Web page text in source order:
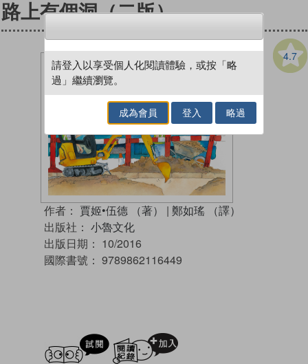
路上有個洞（二版）
4.7
作者： 賈姬•伍德 （著） | 鄭如瑤 （譯）
出版社： 小魯文化
出版日期： 10/2016
國際書號： 9789862116449
試閲
請登入以享受個人化閱讀體驗，或按「略
過」繼續瀏覽。
成為會員 登入 略過